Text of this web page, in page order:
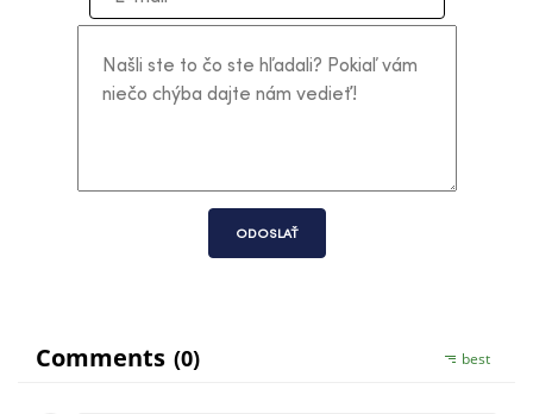
ODOSLAŤ